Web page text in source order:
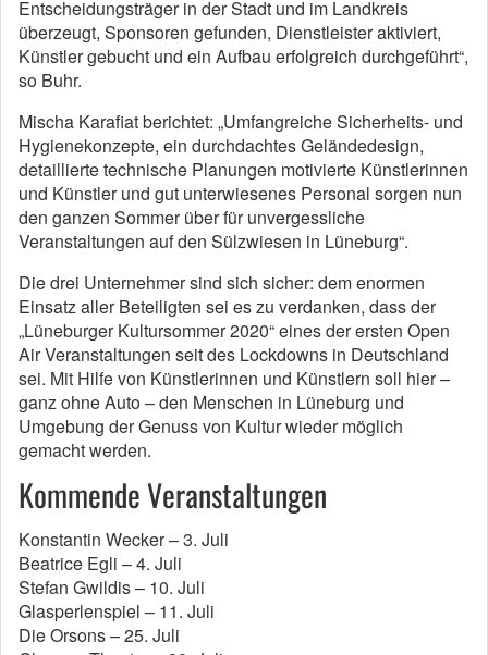
Entscheidungsträger in der Stadt und im Landkreis
überzeugt, Sponsoren gefunden, Dienstleister aktiviert,
Künstler gebucht und ein Aufbau erfolgreich durchgeführt“,
so Buhr.
Mischa Karafiat berichtet: „Umfangreiche Sicherheits- und
Hygienekonzepte, ein durchdachtes Geländedesign,
detaillierte technische Planungen motivierte Künstlerinnen
und Künstler und gut unterwiesenes Personal sorgen nun
den ganzen Sommer über für unvergessliche
Veranstaltungen auf den Sülzwiesen in Lüneburg“.
Die drei Unternehmer sind sich sicher: dem enormen
Einsatz aller Beteiligten sei es zu verdanken, dass der
„Lüneburger Kultursommer 2020“ eines der ersten Open
Air Veranstaltungen seit des Lockdowns in Deutschland
sei. Mit Hilfe von Künstlerinnen und Künstlern soll hier –
ganz ohne Auto – den Menschen in Lüneburg und
Umgebung der Genuss von Kultur wieder möglich
gemacht werden.
Kommende Veranstaltungen
Konstantin Wecker – 3. Juli
Beatrice Egli – 4. Juli
Stefan Gwildis – 10. Juli
Glasperlenspiel – 11. Juli
Die Orsons – 25. Juli